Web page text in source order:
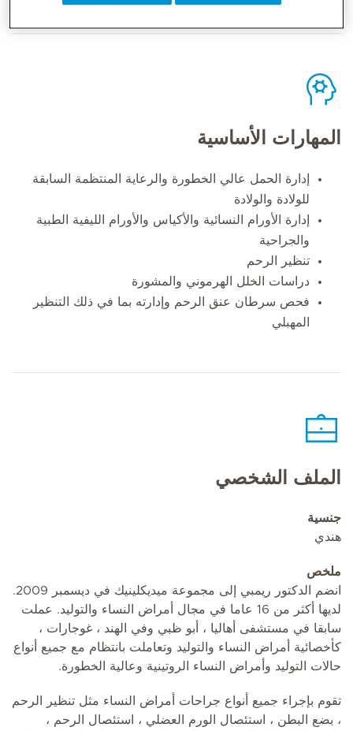
المهارات الأساسية
إدارة الحمل عالي الخطورة والرعاية المنتظمة السابقة
للولادة والولادة
إدارة الأورام النسائية والأكياس والأورام الليفية الطبية
والجراحية
تنظير الرحم
دراسات الخلل الهرموني والمشورة
فحص سرطان عنق الرحم وإدارته بما في ذلك التنظير
المهبلي
الملف الشخصي
جنسية
هندي
ملخص
انضم الدكتور ريمبي إلى مجموعة ميديكلينيك في ديسمبر 2009.
لديها أكثر من 16 عاما في مجال أمراض النساء والتوليد. عملت
سابقا في مستشفى أهاليا ، أبو ظبي وفي الهند ، غوجارات ،
كأخصائية أمراض النساء والتوليد وتعاملت بانتظام مع جميع أنواع
حالات التوليد وأمراض النساء الروتينية وعالية الخطورة.
تقوم بإجراء جميع أنواع جراحات أمراض النساء مثل تنظير الرحم
، بضع البطن ، استئصال الورم العضلي ، استئصال الرحم ،